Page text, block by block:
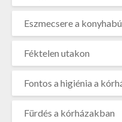
Eszmecsere a
Féktelen utakon
Fontos a higiénia a
Fürdés a kórházakban